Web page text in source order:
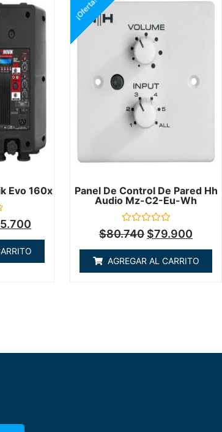
Evo 160x
Panel De Control De Pared Hh
Audio Mz-C2-Eu-Wh
Valorado
en
5
¡Oferta!
$80.740 $79.900
AGREGAR AL CARRITO